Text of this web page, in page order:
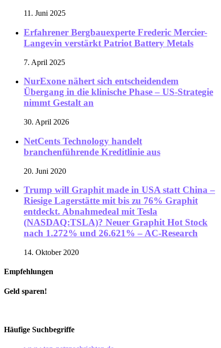
11. Juni 2025
Erfahrener Bergbauexperte Frederic Mercier-
Langevin verstärkt Patriot Battery Metals
7. April 2025
NurExone nähert sich entscheidendem
Übergang in die klinische Phase – US-Strategie
nimmt Gestalt an
30. April 2026
NetCents Technology handelt
branchenführende Kreditlinie aus
20. Juni 2020
Trump will Graphit made in USA statt China –
Riesige Lagerstätte mit bis zu 76% Graphit
entdeckt. Abnahmedeal mit Tesla
(NASDAQ:TSLA)? Neuer Graphit Hot Stock
nach 1.272% und 26.621% – AC-Research
14. Oktober 2020
Empfehlungen
Geld sparen!
Häufige Suchbegriffe